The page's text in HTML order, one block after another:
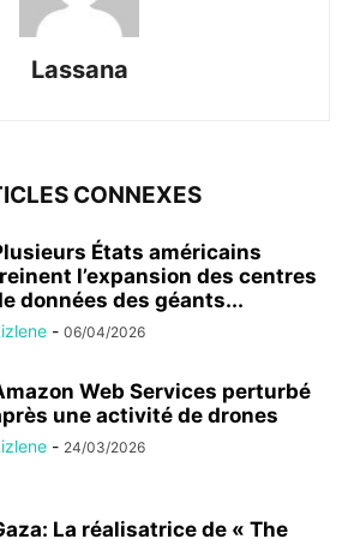
Lassana
CONNEXES
États américains
l’expansion des centres
données des géants...
- 06/04/2026
Web Services perturbé
une activité de drones
- 24/03/2026
La réalisatrice de « The